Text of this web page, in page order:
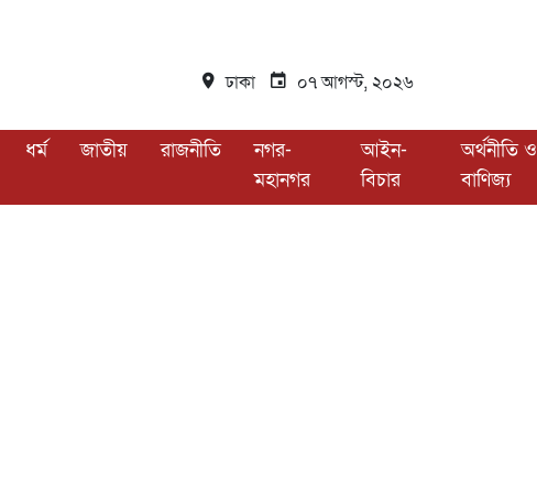
ঢাকা ০৭ আগস্ট, ২০২৬
ধর্ম জাতীয় রাজনীতি
নগর-
মহানগর
আইন-
বিচার
অর্থনীতি ও
বাণিজ্য